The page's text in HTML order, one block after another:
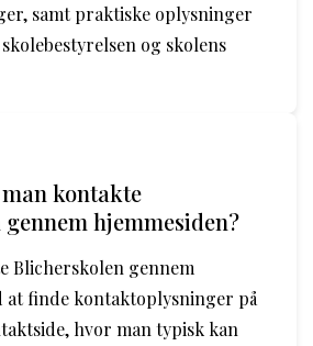
samt praktiske oplysninger
og skolens
kontakte
hjemmesiden?
Blicherskolen gennem
at finde kontaktoplysninger på
hvor man typisk kan